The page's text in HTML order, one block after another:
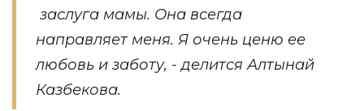
заслуга мамы. Она всегда
направляет меня. Я очень ценю ее
любовь и заботу, - делится Алтынай
Казбекова.